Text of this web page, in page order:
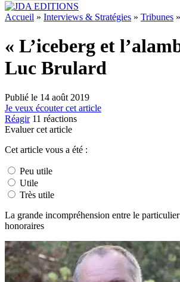
Accueil » Interviews & Stratégies » Tribunes »
« L’iceberg et
Luc Brulard
Publié le 14 août 2019
Je veux écouter cet article
Réagir 11 réactions
Evaluer cet article
Cet article vous a été :
Peu utile
Utile
Très utile
La grande incompréhension entre le
honoraires